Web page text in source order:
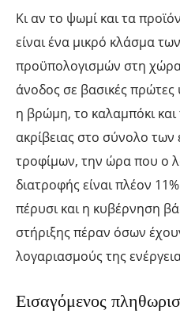
Κι αν το ψωμί και τα
είναι ένα μικρό κλάσμα
προϋπολογισμών στη
άνοδος σε βασικές πρώτες
η βρώμη, το καλαμπόκι
ακρίβειας στο σύνολο
τροφίμων, την ώρα που ο
διατροφής είναι πλέον
πέρυσι και η κυβέρνηση
στήριξης πέραν όσων
λογαριασμούς της
Εισαγόμενος